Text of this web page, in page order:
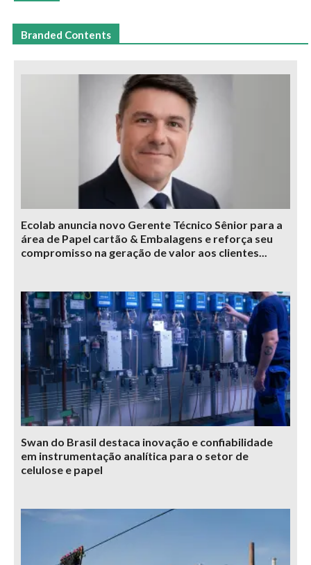
Branded Contents
Ecolab anuncia novo Gerente Técnico Sênior para a
área de Papel cartão & Embalagens e reforça seu
compromisso na geração de valor aos clientes...
Swan do Brasil destaca inovação e confiabilidade
em instrumentação analítica para o setor de
celulose e papel